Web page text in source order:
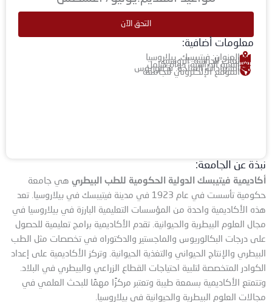
التحق الآن
معلومات أضافية:
العنوان: فيتيبسك, بيلاروسيا
لغات الدراسة: الروسية
الفترة الدراسية: دوام كامل
الشهادات المتاحة: بكالوريوس
الموقع الإلكتروني للجامعة
نبذة عن الجامعة:
أكاديمية فيتيبسك الدولية الحكومية للطب البيطري هي جامعة
حكومية تأسست في عام 1923 في مدينة فيتيبسك في بيلاروسيا. تعد
هذه الأكاديمية واحدة من المؤسسات التعليمية البارزة في بيلاروسيا في
مجال العلوم البيطرية والحيوانية. تقدم الأكاديمية برامج تعليمية للحصول
على درجات البكالوريوس والماجستير والدكتوراه في تخصصات مثل الطب
البيطري والإنتاج الحيواني والتغذية الحيوانية. وتركز الأكاديمية على إعداد
الكوادر المتخصصة لتلبية احتياجات القطاع الزراعي والبيطري في البلاد.
وتتمتع الأكاديمية بسمعة طيبة وتعتبر مركزًا مهمًا للبحث العلمي في
مجالات العلوم البيطرية والحيوانية في بيلاروسيا.